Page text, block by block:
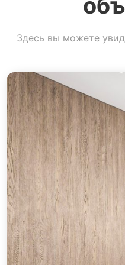
Здесь вы можете